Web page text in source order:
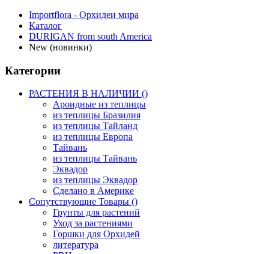
Importflora - Орхидеи мира
Каталог
DURIGAN from south America
New (новинки)
Категории
РАСТЕНИЯ В НАЛИЧИИ ()
Ароидные из теплицы
из теплицы Бразилия
из теплицы Тайланд
из теплицы Европа
Тайвань
из теплицы Тайвань
Эквадор
из теплицы Эквадор
Сделано в Америке
Сопутствующие Товары ()
Грунты для растений
Уход за растениями
Горшки для Орхидей
литература